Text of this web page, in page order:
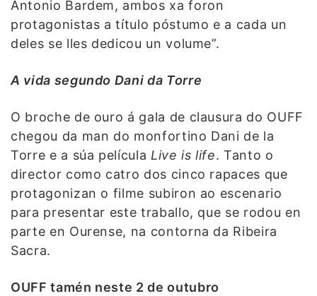
Antonio Bardem, ambos xa foron
protagonistas a título póstumo e a cada un
deles se lles dedicou un volume”.
A vida segundo Dani da Torre
O broche de ouro á gala de clausura do OUFF
chegou da man do monfortino Dani de la
Torre e a súa película Live is life. Tanto o
director como catro dos cinco rapaces que
protagonizan o filme subiron ao escenario
para presentar este traballo, que se rodou en
parte en Ourense, na contorna da Ribeira
Sacra.
OUFF tamén neste 2 de outubro